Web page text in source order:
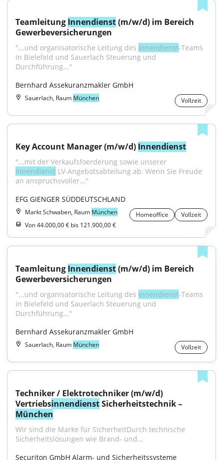
Teamleitung Innendienst (m/w/d) im Bereich
Gewerbeversicherungen
"...und organisatorische Leitung des Innendienst-Teams
in Bielefeld und Sauerlach Steuerung und
Durchführung..."
Bernhard Assekuranzmakler GmbH
Sauerlach, Raum München Vollzeit
Key Account Manager (m/w/d) Innendienst
Innendienst LV-Angebotsabteilung ab. Wenn Sie Freude
an anspruchsvoller..."
EFG GIENGER SÜDDEUTSCHLAND
Markt Schwaben, Raum München Homeoffice
Vollzeit
Von 44.000,00 € bis 121.900,00 €
Teamleitung Innendienst (m/w/d) im Bereich
Gewerbeversicherungen
"...und organisatorische Leitung des Innendienst-Teams
in Bielefeld und Sauerlach Steuerung und
Durchführung..."
Bernhard Assekuranzmakler GmbH
Sauerlach, Raum München Vollzeit
Techniker / Elektrotechniker (m/w/d)
Vertriebsinnendienst
München
Wir sind die Marke für SicherheitDurch technische
Sicherheitslösungen wie Brand- und...
Securiton GmbH Alarm- und Sicherheitssysteme